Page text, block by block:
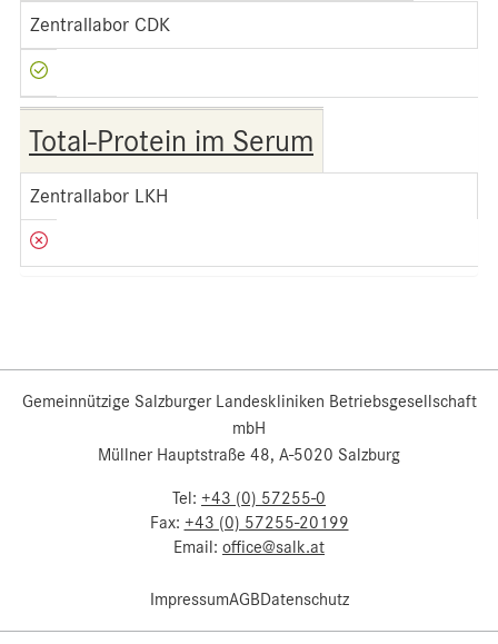
Zentrallabor CDK
Total-Protein im Serum
Zentrallabor LKH
Gemeinnützige Salzburger Landeskliniken Betriebsgesellschaft
mbH
Müllner Hauptstraße 48, A-5020 Salzburg
Tel: +43 (0) 57255-0
Fax: +43 (0) 57255-20199
Email: office@salk.at
ImpressumAGBDatenschutz